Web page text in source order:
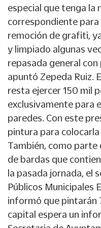
especial que tenga la
correspondiente
remoción de grafiti,
y limpiado algunas
repasada general con
apuntó Zepeda Ruiz.
resta ejercer 150 mil
exclusivamente para
paredes. Con este
pintura para
También, como parte
de bardas que
la pasada jornada, el
Públicos Municipales
informó que pintarán
capital espera un